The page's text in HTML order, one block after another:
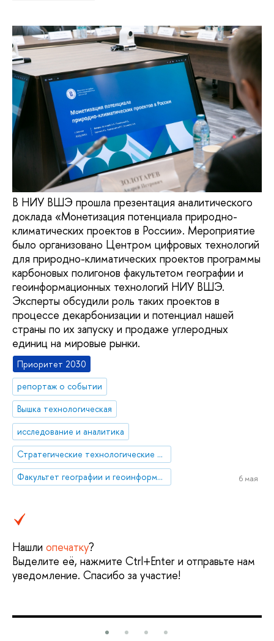
В НИУ ВШЭ прошла презентация аналитического
доклада «Монетизация потенциала природно-
климатических проектов в России». Мероприятие
было организовано Центром цифровых технологий
для природно-климатических проектов программы
карбоновых полигонов факультетом географии и
геоинформационных технологий НИУ ВШЭ.
Эксперты обсудили роль таких проектов в
процессе декарбонизации и потенциал нашей
страны по их запуску и продаже углеродных
единиц на мировые рынки.
Приоритет 2030
репортаж о событии
Вышка технологическая
исследование и аналитика
Стратегические технологические проекты
Факультет географии и геоинформационных технологий
6 мая
Нашли опечатку?
Выделите её, нажмите Ctrl+Enter и отправьте нам
уведомление. Спасибо за участие!